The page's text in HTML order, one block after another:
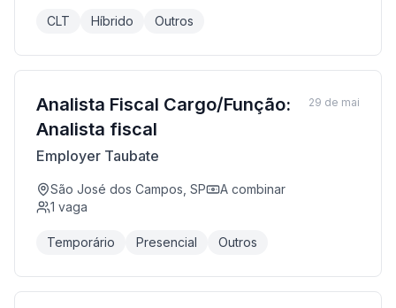
CLT Híbrido Outros
Analista Fiscal Cargo/Função:
Analista fiscal
Employer Taubate
São José dos Campos, SP
A combinar
1 vaga
Temporário Presencial Outros
29 de mai